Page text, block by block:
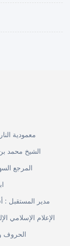
معمودية
الشيخ محمد
المرجع
مدير المستقبل :
الإعلام الإسلامي
الحروف